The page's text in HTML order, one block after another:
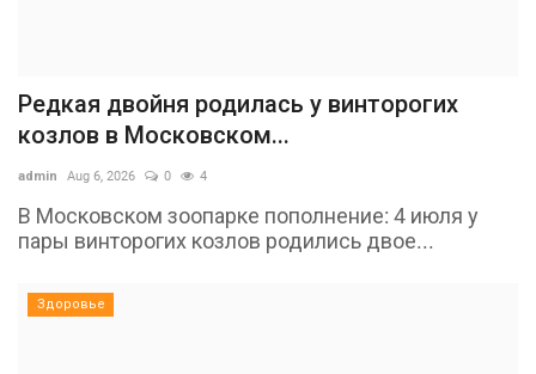
Редкая двойня родилась у винторогих
козлов в Московском...
admin Aug 6, 2026 0 4
В Московском зоопарке пополнение: 4 июля у
пары винторогих козлов родились двое...
Здоровье